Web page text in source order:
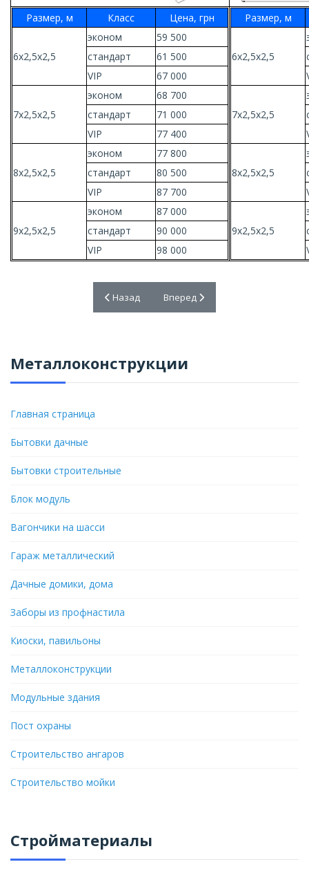
Металлоконструкции
Главная страница
Бытовки дачные
Бытовки строительные
Блок модуль
Вагончики на шасси
Гараж металлический
Дачные домики, дома
Заборы из профнастила
Киоски, павильоны
Металлоконструкции
Модульные здания
Пост охраны
Строительство ангаров
Строительство мойки
Стройматериалы
Размер, м Класс Цена, грн
6х2,5х2,5
эконом
59 500
стандарт
61 500
VIP
67 000
7х2,5х2,5
эконом
68 700
стандарт
71 000
VIP
77 400
8х2,5х2,5
эконом
77 800
стандарт
80 500
VIP
87 700
9х2,5х2,5
эконом
87 000
стандарт
90 000
VIP
98 000
Размер, м
6х2,5х2,5
7х2,5х2,5
8х2,5х2,5
9х2,5х2,5
Предыдущий: Дачные, садовые домики.
Назад Следующий: Будка охраны.
Вперед